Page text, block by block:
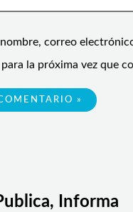
correo
la próxima vez que
Informa